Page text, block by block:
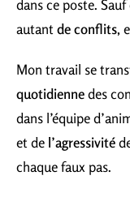
dans ce poste.
autant de conflits,
Mon travail se
quotidiennedes
dans l’équipe
et de l’agressivité
chaque faux pas.